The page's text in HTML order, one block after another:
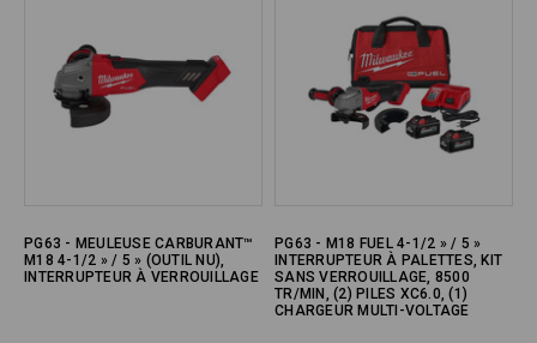
PG63 - MEULEUSE CARBURANT™
M18 4-1/2 » / 5 » (OUTIL NU),
INTERRUPTEUR À VERROUILLAGE
PG63 - M18 FUEL 4-1/2 » / 5 »
INTERRUPTEUR À PALETTES, KIT
SANS VERROUILLAGE, 8500
TR/MIN, (2) PILES XC6.0, (1)
CHARGEUR MULTI-VOLTAGE